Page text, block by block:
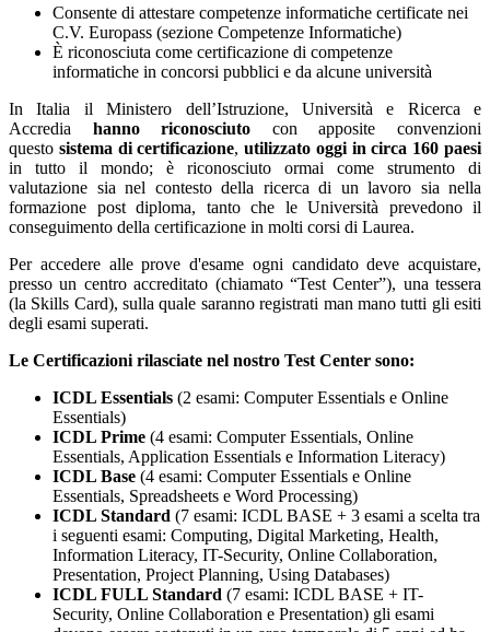
Consente di attestare competenze informatiche certificate nei
C.V. Europass (sezione Competenze Informatiche)
È riconosciuta come certificazione di competenze
informatiche in concorsi pubblici e da alcune università
In Italia il Ministero dell’Istruzione, Università e Ricerca e
Accredia hanno riconosciuto con apposite convenzioni
questo sistema di certificazione,utilizzato oggi in circa 160 paesi
in tutto il mondo; è riconosciuto ormai come strumento di
valutazione sia nel contesto della ricerca di un lavoro sia nella
formazione post diploma, tanto che le Università prevedono il
conseguimento della certificazione in molti corsi di Laurea.
Per accedere alle prove d'esame ogni candidato deve acquistare,
presso un centro accreditato (chiamato “Test Center”), una tessera
(la Skills Card), sulla quale saranno registrati man mano tutti gli esiti
degli esami superati.
Le Certificazioni rilasciate nel nostro Test Center sono:
ICDL Essentials (2 esami: Computer Essentials e Online
Essentials)
ICDL Prime (4 esami: Computer Essentials, Online
Essentials, Application Essentials e Information Literacy)
ICDL Base (4 esami: Computer Essentials e Online
Essentials, Spreadsheets e Word Processing)
ICDL Standard (7 esami: ICDL BASE + 3 esami a scelta tra
i seguenti esami: Computing, Digital Marketing, Health,
Information Literacy, IT-Security, Online Collaboration,
Presentation, Project Planning, Using Databases)
ICDL FULL Standard (7 esami: ICDL BASE + IT-
Security, Online Collaboration e Presentation) gli esami